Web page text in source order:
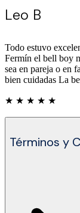
Leo B
Todo estuvo
Fermín el bell boy
sea en pareja o en
bien cuidadas La
★ ★ ★ ★ ★
Términos y